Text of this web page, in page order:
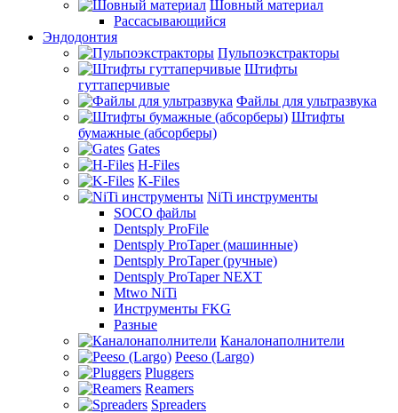
Шовный материал
Рассасывающийся
Эндодонтия
Пульпоэкстракторы
Штифты
гуттаперчивые
Файлы для ультразвука
Штифты
бумажные (абсорберы)
Gates
H-Files
K-Files
NiTi инструменты
SOCO файлы
Dentsply ProFile
Dentsply ProTaper (машинные)
Dentsply ProTaper (ручные)
Dentsply ProTaper NEXT
Mtwo NiTi
Инструменты FKG
Разные
Каналонаполнители
Peeso (Largo)
Pluggers
Reamers
Spreaders